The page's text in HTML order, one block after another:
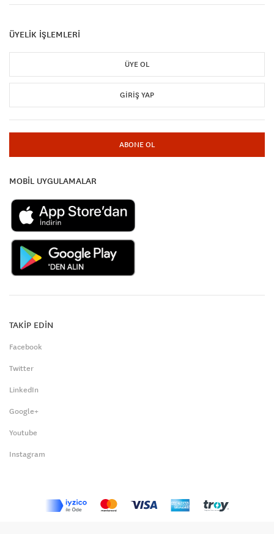
ÜYELİK İŞLEMLERİ
ÜYE OL
GIRIŞ YAP
ABONE OL
MOBİL UYGULAMALAR
TAKİP EDİN
Facebook
Twitter
LinkedIn
Google+
Youtube
Instagram